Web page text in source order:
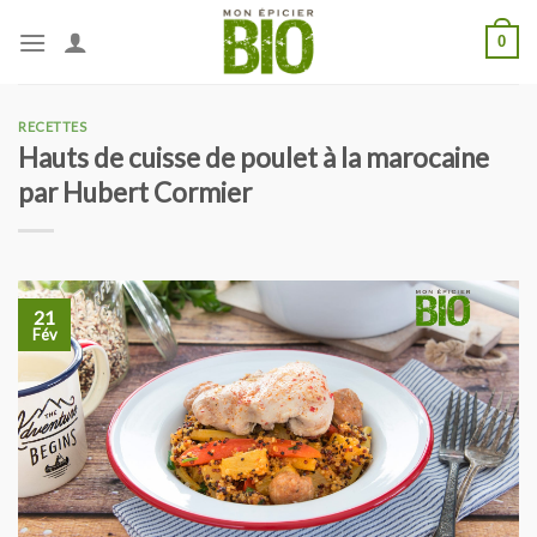
0
RECETTES
Hauts de cuisse de poulet à la marocaine
par Hubert Cormier
21
Fév